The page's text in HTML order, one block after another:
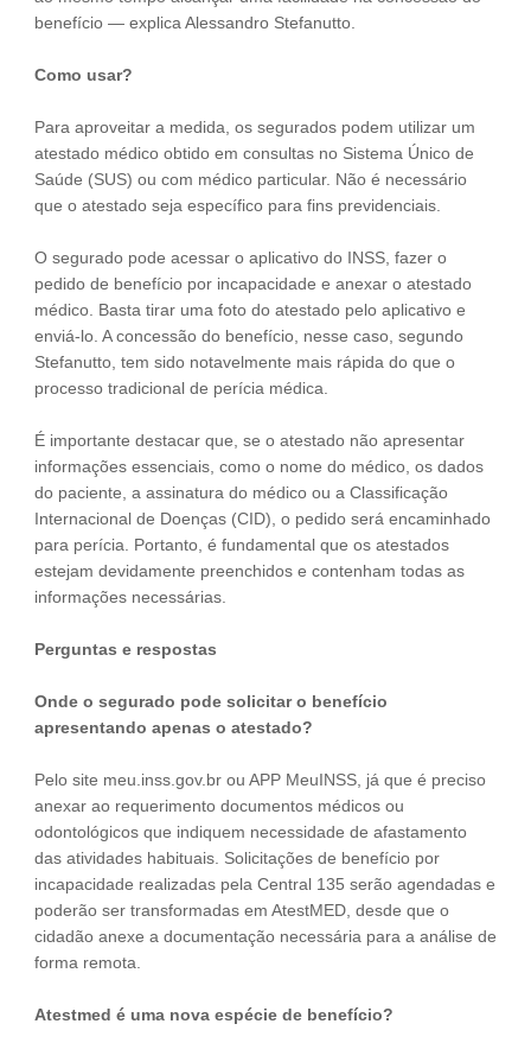
benefício — explica Alessandro Stefanutto.
Como usar?
Para aproveitar a medida, os segurados podem utilizar um
atestado médico obtido em consultas no Sistema Único de
Saúde (SUS) ou com médico particular. Não é necessário
que o atestado seja específico para fins previdenciais.
O segurado pode acessar o aplicativo do INSS, fazer o
pedido de benefício por incapacidade e anexar o atestado
médico. Basta tirar uma foto do atestado pelo aplicativo e
enviá-lo. A concessão do benefício, nesse caso, segundo
Stefanutto, tem sido notavelmente mais rápida do que o
processo tradicional de perícia médica.
É importante destacar que, se o atestado não apresentar
informações essenciais, como o nome do médico, os dados
do paciente, a assinatura do médico ou a Classificação
Internacional de Doenças (CID), o pedido será encaminhado
para perícia. Portanto, é fundamental que os atestados
estejam devidamente preenchidos e contenham todas as
informações necessárias.
Perguntas e respostas
Onde o segurado pode solicitar o benefício
apresentando apenas o atestado?
Pelo site meu.inss.gov.br ou APP MeuINSS, já que é preciso
anexar ao requerimento documentos médicos ou
odontológicos que indiquem necessidade de afastamento
das atividades habituais. Solicitações de benefício por
incapacidade realizadas pela Central 135 serão agendadas e
poderão ser transformadas em AtestMED, desde que o
cidadão anexe a documentação necessária para a análise de
forma remota.
Atestmed é uma nova espécie de benefício?